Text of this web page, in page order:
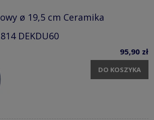
ø 19,5 cm Ceramika
DEKDU60
95,90 zł
DO KOSZYKA